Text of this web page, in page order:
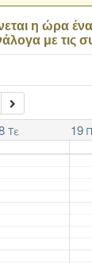
η ώρα
με τις
Τε 19